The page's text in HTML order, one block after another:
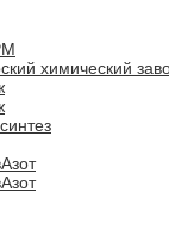
химический